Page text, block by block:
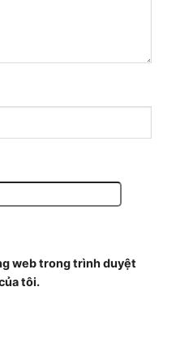
web trong trình duyệt
tôi.